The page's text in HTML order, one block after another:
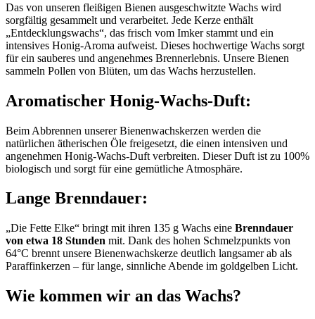
Das von unseren fleißigen Bienen ausgeschwitzte Wachs wird
sorgfältig gesammelt und verarbeitet. Jede Kerze enthält
„Entdecklungswachs“, das frisch vom Imker stammt und ein
intensives Honig-Aroma aufweist. Dieses hochwertige Wachs sorgt
für ein sauberes und angenehmes Brennerlebnis. Unsere Bienen
sammeln Pollen von Blüten, um das Wachs herzustellen.
Aromatischer Honig-Wachs-Duft:
Beim Abbrennen unserer Bienenwachskerzen werden die
natürlichen ätherischen Öle freigesetzt, die einen intensiven und
angenehmen Honig-Wachs-Duft verbreiten. Dieser Duft ist zu 100%
biologisch und sorgt für eine gemütliche Atmosphäre.
Lange Brenndauer:
„Die Fette Elke“ bringt mit ihren 135 g Wachs eine Brenndauer
von etwa 18 Stunden mit. Dank des hohen Schmelzpunkts von
64°C brennt unsere Bienenwachskerze deutlich langsamer ab als
Paraffinkerzen – für lange, sinnliche Abende im goldgelben Licht.
Wie kommen wir an das Wachs?